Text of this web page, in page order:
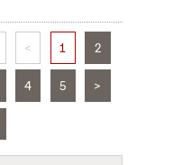
< 1 2
4 5 >